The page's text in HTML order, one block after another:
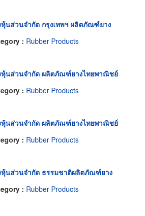
หุ้นส่วนจำกัด กรุงเทพฯ ผลิตภัณฑ์ยาง
: Rubber Products
หุ้นส่วนจำกัด ผลิตภัณฑ์ยางไทยพาณิชย์
: Rubber Products
หุ้นส่วนจำกัด ผลิตภัณฑ์ยางไทยพาณิชย์
: Rubber Products
หุ้นส่วนจำกัด ธรรมชาติผลิตภัณฑ์ยาง
: Rubber Products